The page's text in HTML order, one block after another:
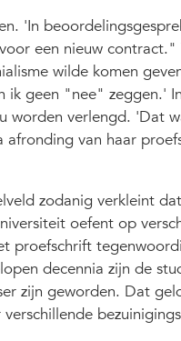
'In
een nieuw contract."
wilde komen
ik geen "nee" zeggen.'
worden verlengd. 'Dat
van haar
zodanig verkleint
oefent op
proefschrift
decennia zijn de
zijn geworden. Dat